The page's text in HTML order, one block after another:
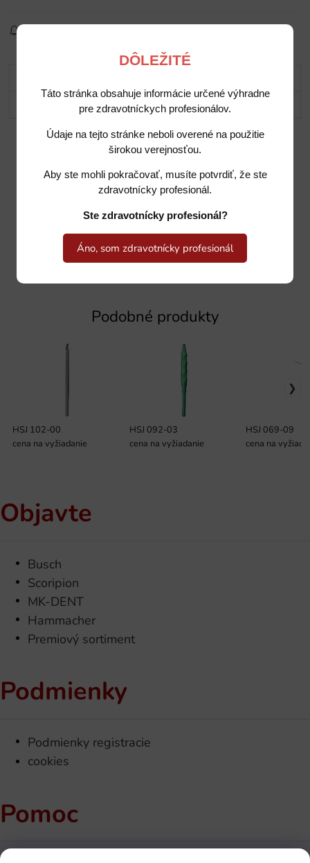
DÔLEŽITÉ
Táto stránka obsahuje informácie určené výhradne
pre zdravotníckych profesionálov.
Údaje na tejto stránke neboli overené na použitie
širokou verejnosťou.
Aby ste mohli pokračovať, musíte potvrdiť, že ste
zdravotnícky profesionál.
Ste zdravotnícky profesionál?
Áno, som zdravotnícky profesionál
Potrebujete poradiť?
Podobné produkty
HSJ 102-00
cena na vyžiadanie
HSJ 092-03
cena na vyžiadanie
HSJ 069-09
cena na
Objavte
Busch
Scoripion
MK-DENT
Hammacher
Premiový sortiment
Podmienky
Podmienky registracie
cookies
Pomoc